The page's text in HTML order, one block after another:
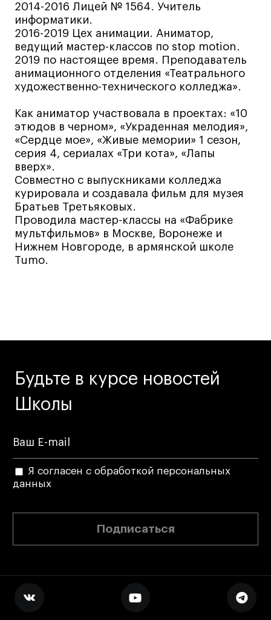
Маркетинг
Все программы
Мода
Маркетинг
Контент
Иллюстрация
Интерьер
Лайфстайл
Навыки предпринимателя и управленца
Онлайн
Маркетинг и генерация лидов
Искусство
Специалист кино- и медиапродакшена
Графический дизайнер
Все программы
Для школьников
Долгосрочные
2014-2016 Лицей № 1564. Учитель
информатики.
2016-2019 Цех анимации. Аниматор,
ведущий мастер-классов по stop motion.
2019 по настоящее время. Преподаватель
анимационного отделения «Театрального
художественно-технического колледжа».
Как аниматор участвовала в проектах: «10
этюдов в черном», «Украденная мелодия»,
«Сердце мое», «Живые мемории» 1 сезон,
серия 4, сериалах «Три кота», «Лапы
вверх».
Совместно с выпускниками колледжа
курировала и создавала фильм для музея
Братьев Третьяковых.
Проводила мастер-классы на «Фабрике
мультфильмов» в Москве, Воронеже и
Нижнем Новгороде, в армянской школе
Tumo.
Будьте в курсе новостей
Школы
Я согласен с обработкой персональных
данных
Подписаться